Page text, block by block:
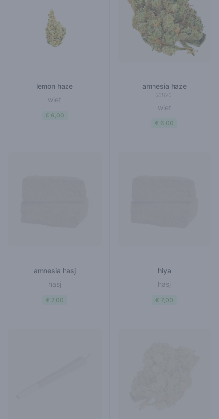
lemon haze
wiet
€ 6,00
amnesia haze
sativa
wiet
€ 6,00
amnesia hasj
hasj
€ 7,00
hiya
hasj
€ 7,00